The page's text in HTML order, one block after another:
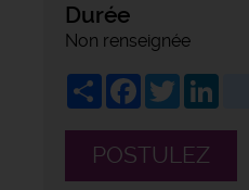
Durée
Non renseignée
ShareFacebook
Twitter
POSTULEZ